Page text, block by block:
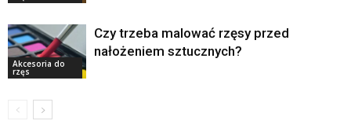
Akcesoria do
rzęs
Czy trzeba malować rzęsy przed
nałożeniem sztucznych?